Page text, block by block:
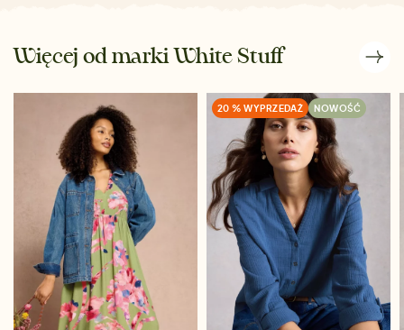
Więcej od marki White Stuff
20 % WYPRZEDAŻ NOWOŚĆ